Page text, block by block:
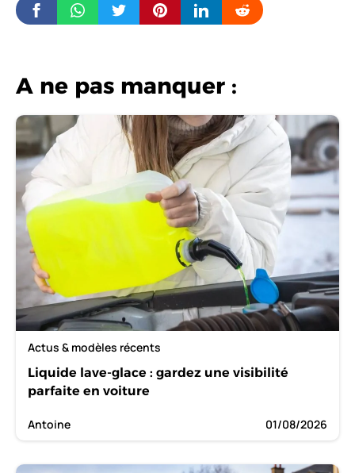
A ne pas manquer :
Actus & modèles récents
Liquide lave-glace : gardez une visibilité
parfaite en voiture
Antoine 01/08/2026